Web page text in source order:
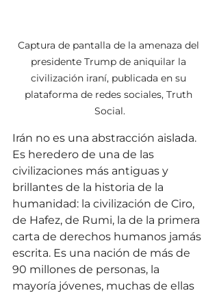
Captura de pantalla de la amenaza del
presidente Trump de aniquilar la
civilización iraní, publicada en su
plataforma de redes sociales, Truth
Social.
Irán no es una abstracción aislada.
Es heredero de una de las
civilizaciones más antiguas y
brillantes de la historia de la
humanidad: la civilización de Ciro,
de Hafez, de Rumi, la de la primera
carta de derechos humanos jamás
escrita. Es una nación de más de
90 millones de personas, la
mayoría jóvenes, muchas de ellas